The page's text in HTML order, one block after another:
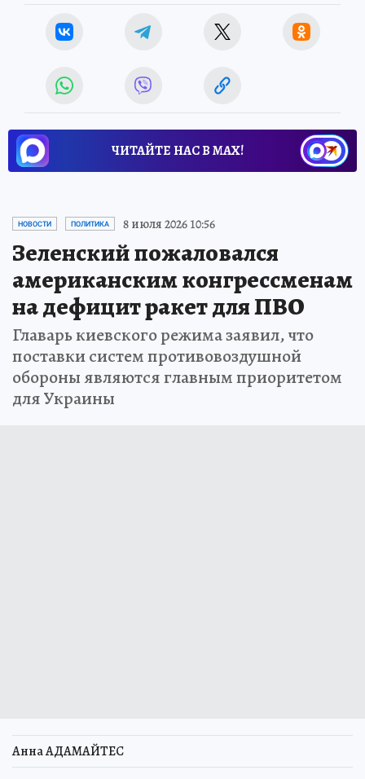
ЧИТАЙТЕ НАС В МАХ!
НОВОСТИ ПОЛИТИКА 8 июля 2026 10:56
Зеленский пожаловался
американским конгрессменам
на дефицит ракет для ПВО
Главарь киевского режима заявил, что
поставки систем противовоздушной
обороны являются главным приоритетом
для Украины
Анна АДАМАЙТЕС